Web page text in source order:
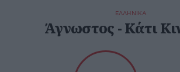
ΕΛΛΗΝΙΚΑ
Άγνωστος - Κάτι